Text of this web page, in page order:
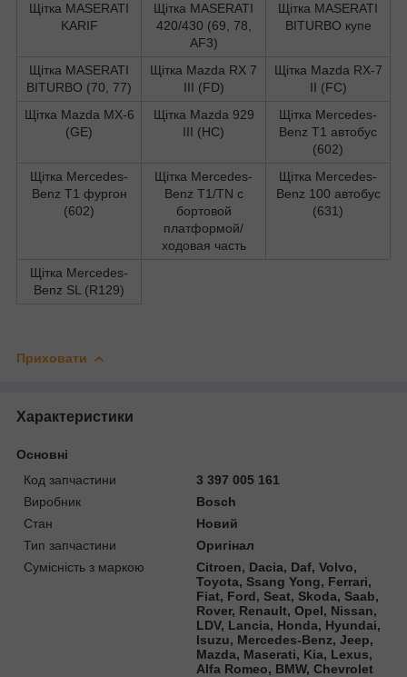
Щітка MASERATI
KARIF
Щітка MASERATI
420/430 (69, 78,
AF3)
Щітка MASERATI
BITURBO купе
Щітка MASERATI
BITURBO (70, 77)
Щітка Mazda RX 7
III (FD)
Щітка Mazda RX-7
II (FC)
Щітка Mazda MX-6
(GE)
Щітка Mazda 929
III (HC)
Щітка Mercedes-
Benz T1 автобус
(602)
Щітка Mercedes-
Benz T1 фургон
(602)
Щітка Mercedes-
Benz T1/TN c
бортовой
платформой/
ходовая часть
Щітка Mercedes-
Benz 100 автобус
(631)
Щітка Mercedes-
Benz SL (R129)
Приховати
Характеристики
Основні
Код запчастини
3 397 005 161
Виробник
Bosch
Стан
Новий
Тип запчастини
Оригінал
Сумісність з маркою
Citroen, Dacia, Daf, Volvo,
Toyota, Ssang Yong, Ferrari,
Fiat, Ford, Seat, Skoda, Saab,
Rover, Renault, Opel, Nissan,
LDV, Lancia, Honda, Hyundai,
Isuzu, Mercedes-Benz, Jeep,
Mazda, Maserati, Kia, Lexus,
Alfa Romeo, BMW, Chevrolet